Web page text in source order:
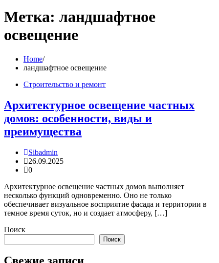
Метка: ландшафтное
освещение
Home
ландшафтное освещение
Строительство и ремонт
Архитектурное освещение частных
домов: особенности, виды и
преимущества
Sibadmin
26.09.2025
0
Архитектурное освещение частных домов выполняет
несколько функций одновременно. Оно не только
обеспечивает визуальное восприятие фасада и территории в
темное время суток, но и создает атмосферу, […]
Поиск
Поиск
Свежие записи